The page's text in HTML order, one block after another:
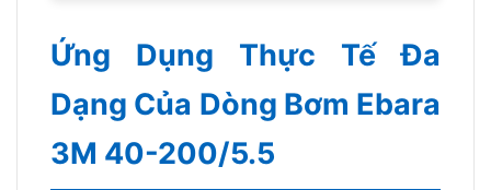
Ứng Dụng Thực Tế Đa
Dạng Của Dòng Bơm Ebara
3M 40-200/5.5